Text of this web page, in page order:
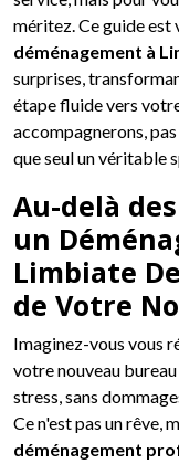
méritez. Ce guide
déménagement à
surprises,
étape fluide vers
accompagnerons,
que seul un véritable
Au-delà
un
Limbiate
de Votre
Imaginez-vous vous
votre nouveau
stress, sans
Ce n'est pas un rêve,
déménagement